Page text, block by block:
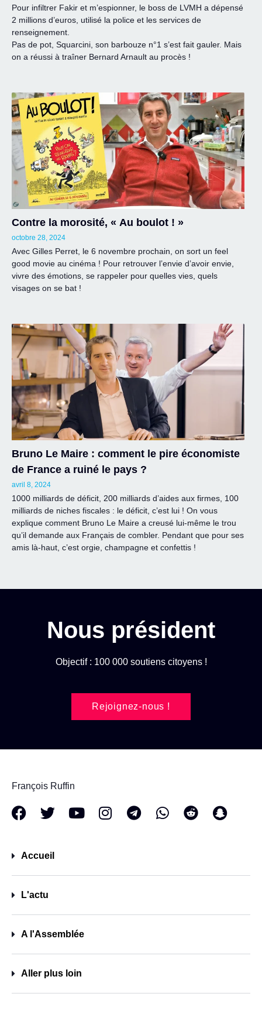
Pour infiltrer Fakir et m’espionner, le boss de LVMH a dépensé
2 millions d’euros, utilisé la police et les services de
renseignement.
Pas de pot, Squarcini, son barbouze n°1 s’est fait gauler. Mais
on a réussi à traîner Bernard Arnault au procès !
Contre la morosité, « Au boulot ! »
octobre 28, 2024
Avec Gilles Perret, le 6 novembre prochain, on sort un feel
good movie au cinéma ! Pour retrouver l’envie d’avoir envie,
vivre des émotions, se rappeler pour quelles vies, quels
visages on se bat !
Bruno Le Maire : comment le pire économiste
de France a ruiné le pays ?
avril 8, 2024
1000 milliards de déficit, 200 milliards d’aides aux firmes, 100
milliards de niches fiscales : le déficit, c’est lui ! On vous
explique comment Bruno Le Maire a creusé lui-même le trou
qu’il demande aux Français de combler. Pendant que pour ses
amis là-haut, c’est orgie, champagne et confettis !
Nous président
Objectif : 100 000 soutiens citoyens !
Rejoignez-nous !
François Ruffin
Accueil
L'actu
A l'Assemblée
Aller plus loin